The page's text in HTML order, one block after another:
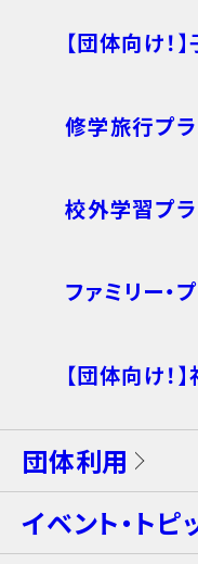
【団体向け！
修学旅行プラ
校外学習プラ
ファミリー・
【団体向け！
団体利用
イベント・トピ